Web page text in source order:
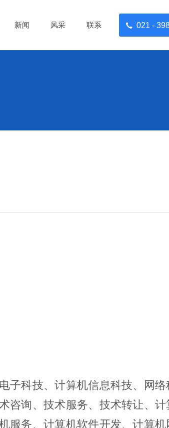
021 -
新闻 风采 联系
科技、计算机信息科技、网络
咨询、技术服务、技术转让、计
服务、计算机软件开发、计算机